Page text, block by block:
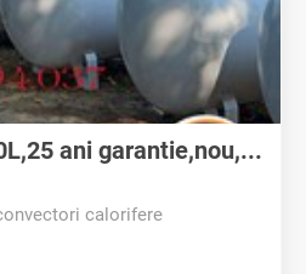
ani garantie,nou,...
calorifere